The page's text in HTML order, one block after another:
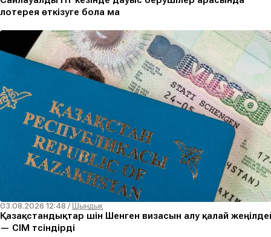
лотерея өткізуге бола ма
03.08.2026 12:48 / Шындық
Қазақстандықтар үшін Шенген визасын алу қалай
— СІМ түсіндірді